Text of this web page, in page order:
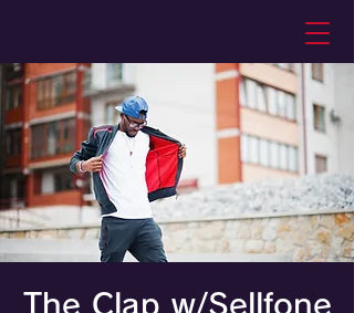
The Clap w/Sellfone